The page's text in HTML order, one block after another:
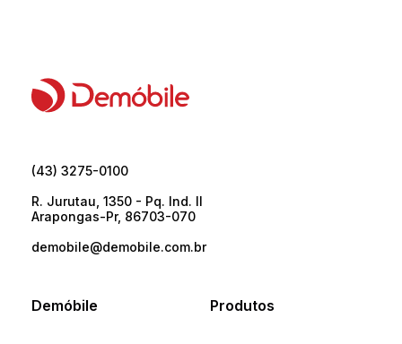
(43) 3275-0100
R. Jurutau, 1350 - Pq. Ind. II
Arapongas-Pr, 86703-070
demobile@demobile.com.br
Demóbile Produtos